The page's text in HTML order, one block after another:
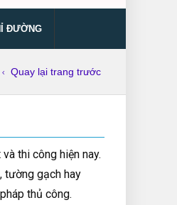
ĐƯỜNG
Quay lại trang trước
thi công hiện nay.
tường gạch hay
thủ công.